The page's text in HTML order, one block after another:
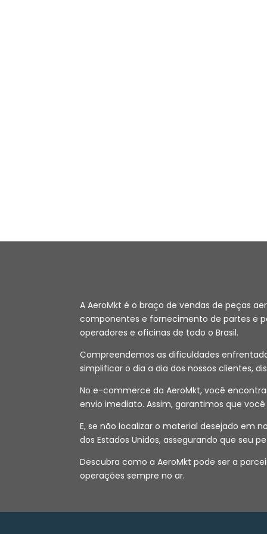
A AeroMkt é o braço de vendas de peças
componentes e fornecimento de partes e
operadores e oficinas de todo o Brasil.
Compreendemos as dificuldades
simplificar o dia a dia dos nossos clientes,
No e-commerce da AeroMkt, você
envio imediato. Assim, garantimos que
E, se não localizar o material desejado em
dos Estados Unidos, assegurando que seu
Descubra como a AeroMkt pode ser a
operações sempre no ar.